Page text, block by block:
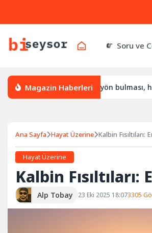
Soru ve
Magazin Haberleri
yön bulur, leylek yön bulması,
Ana Sayfa Hayat Üzerine Kalbin
Hayat Üzerine
Kalbin
Alp Tobay 23 Eki 2025 18:073305